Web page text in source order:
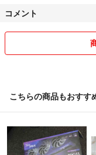
1000円以下の商品は送
購入前提の方で動作確
発送方法は最安値で送
簡易包装、リサイクル
発送方法によっては商
ます。
コメント
こちらの商品もおすす